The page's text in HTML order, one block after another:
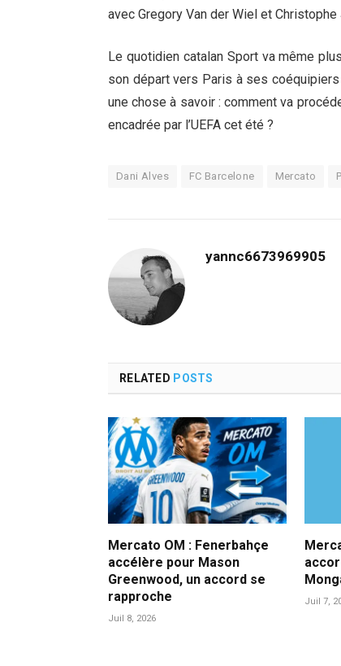
avec Gregory Van der Wiel et Christophe
Le quotidien catalan Sport va même
son départ vers Paris à ses
une chose à savoir : comment va
encadrée par l’UEFA cet été ?
Dani Alves FC Barcelone Mercato
yannc6673969905
RELATED POSTS
Mercato OM : Fenerbahçe
accélère pour Mason
Greenwood, un accord se
rapproche
Juil 8, 2026
Juil 7,